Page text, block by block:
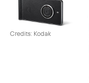
Credits: Kodak